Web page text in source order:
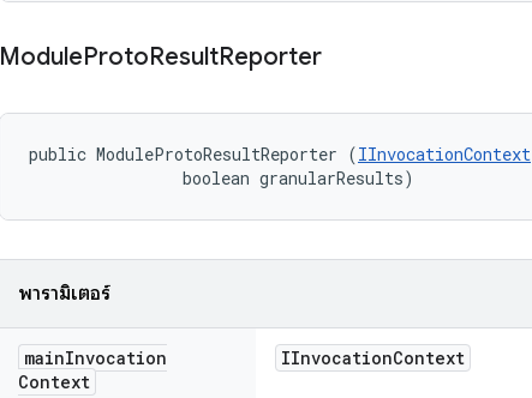
ModuleProtoResultReporter
public ModuleProtoResultReporter (IInvocationContext
                boolean granularResults)
พารามิเตอร์
mainInvocation
Context
IInvocationContext